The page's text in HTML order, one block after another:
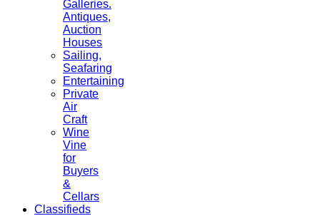
Galleries.
Antiques,
Auction
Houses
Sailing,
Seafaring
Entertaining
Private
Air
Craft
Wine
Vine
for
Buyers
&
Cellars
Classifieds